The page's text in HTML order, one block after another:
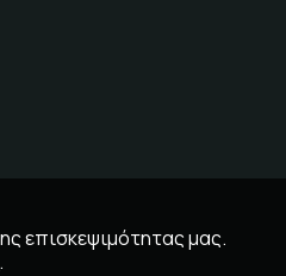
επισκεψιμότητας μας.
.